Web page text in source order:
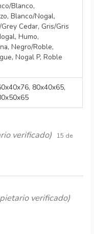
Blanco,
,Blanco/Nogal,
Cedar,Gris/Gris
,Humo,
,Negro/Roble,
,Nogal P,Roble
80x40x65,
verificado)
15 de
verificado)